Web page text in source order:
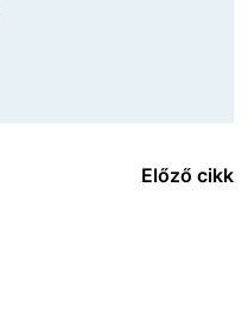
Előző cikk